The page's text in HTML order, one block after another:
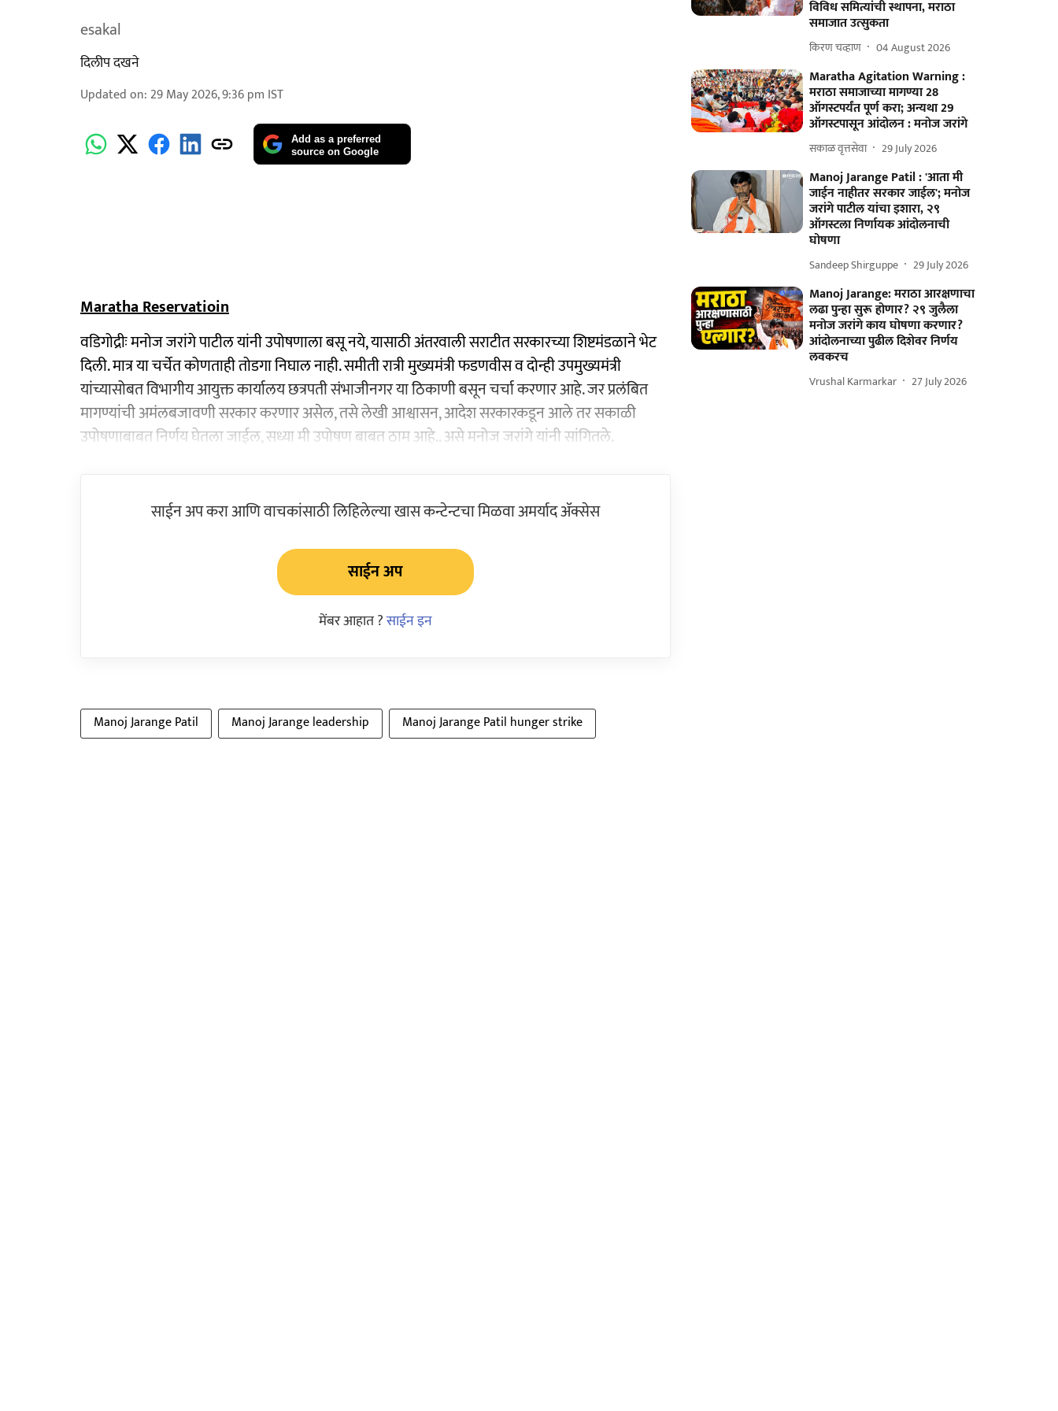
esakal
दिलीप दखने
Updated on: 29 May 2026, 9:36 pm IST
Add as a preferred
source on Google
Maratha Reservatioin
वडिगोद्रीः मनोज जरांगे पाटील यांनी उपोषणाला बसू नये, यासाठी अंतरवाली सराटीत सरकारच्या शिष्टमंडळाने भेट
दिली. मात्र या चर्चेत कोणताही तोडगा निघाल नाही. समीती रात्री मुख्यमंत्री फडणवीस व दोन्ही उपमुख्यमंत्री
यांच्यासोबत विभागीय आयुक्त कार्यालय छत्रपती संभाजीनगर या ठिकाणी बसून चर्चा करणार आहे. जर प्रलंबित
मागण्यांची अमंलबजावणी सरकार करणार असेल, तसे लेखी आश्वासन, आदेश सरकारकडून आले तर सकाळी
उपोषणाबाबत निर्णय घेतला जाईल, सध्या मी उपोषण बाबत ठाम आहे.. असे मनोज जरांगे यांनी सांगितले.
साईन अप करा आणि वाचकांसाठी लिहिलेल्या खास कन्टेन्टचा मिळवा अमर्याद ॲक्सेस
साईन अप
मेंबर आहात ?साईन इन
Manoj Jarange Patil Manoj Jarange leadership Manoj Jarange Patil hunger strike
विविध समित्यांची स्थापना, मराठा
समाजात उत्सुकता
किरण चव्हाण 04 August 2026
Maratha Agitation Warning :
मराठा समाजाच्या मागण्या 28
ऑगस्टपर्यंत पूर्ण करा; अन्यथा 29
ऑगस्टपासून आंदोलन : मनोज जरांगे
सकाळ वृत्तसेवा 29 July 2026
Manoj Jarange Patil : 'आता मी
जाईन नाहीतर सरकार जाईल'; मनोज
जरांगे पाटील यांचा इशारा, २९
ऑगस्टला निर्णायक आंदोलनाची
घोषणा
Sandeep Shirguppe 29 July 2026
Manoj Jarange: मराठा आरक्षणाचा
लढा पुन्हा सुरू होणार? २९ जुलैला
मनोज जरांगे काय घोषणा करणार?
आंदोलनाच्या पुढील दिशेवर निर्णय
लवकरच
Vrushal Karmarkar 27 July 2026